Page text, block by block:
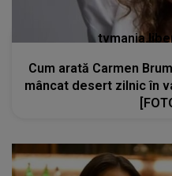
Cum arată Carmen
mâncat desert zilnic în